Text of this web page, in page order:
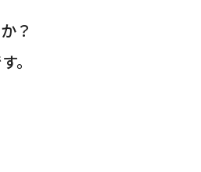
？
。